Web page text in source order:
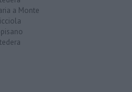
a Monte